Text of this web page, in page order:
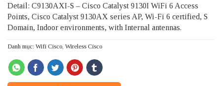
Detail: C9130AXI-S – Cisco Catalyst 9130I WiFi 6 Access
Points, Cisco Catalyst 9130AX series AP, Wi-Fi 6 certified, S
Domain, Indoor environments, with Internal antennas.
Danh mục: Wifi Cisco Wireless Cisco